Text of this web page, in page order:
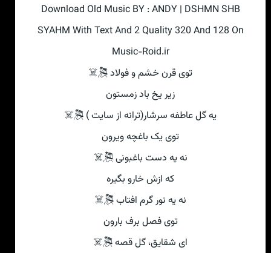
Download Old Music BY : ANDY | DSHMN SHB
SYAHM With Text And 2 Quality 320 And 128 On
Music-Roid.ir
توی قرن خشم و فولاد 🎘☠
زیر یخ باد زمستون
یه گل عاطفه سرشار(ترانه از سایت ) 🎘☠
توی یک باغچه ویرون
نه یه دست باغبونی 🎘☠
که ازش خارو بگیره
نه یه نور گرم افتاب 🎘☠
توی فصل برف بارون
ای شقایق، گل قصه 🎘☠